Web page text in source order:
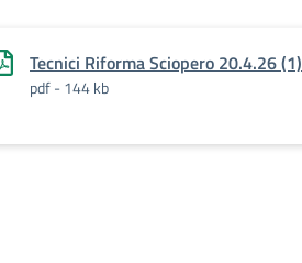
Tecnici Riforma Sciopero 20.4.26 (1)
pdf - 144 kb